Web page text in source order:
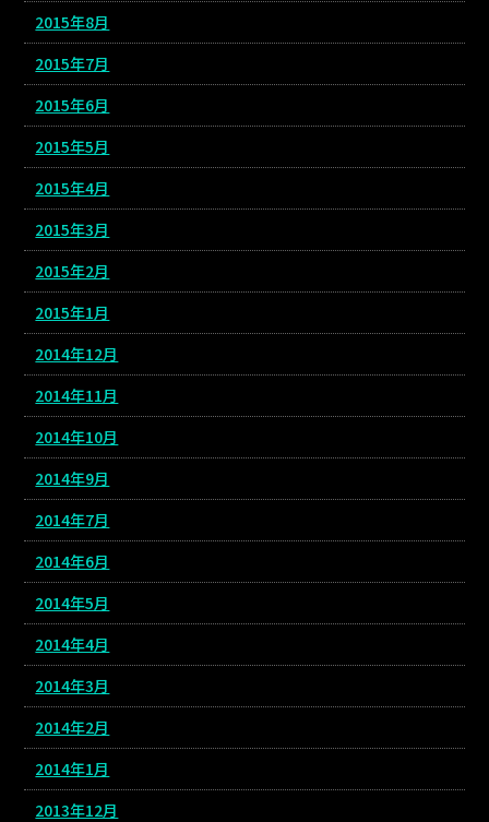
2015年8月
2015年7月
2015年6月
2015年5月
2015年4月
2015年3月
2015年2月
2015年1月
2014年12月
2014年11月
2014年10月
2014年9月
2014年7月
2014年6月
2014年5月
2014年4月
2014年3月
2014年2月
2014年1月
2013年12月